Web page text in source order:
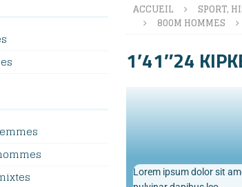
ACCUEIL SPORT,
800M HOMMES
1’41″24
Lorem ipsum dolor sit